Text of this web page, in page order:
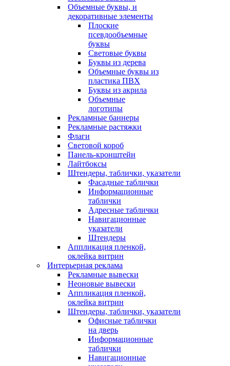
Объемные буквы, и
декоративные элементы
Плоские
псевдообъемные
буквы
Световые буквы
Буквы из дерева
Объемные буквы из
пластика ПВХ
Буквы из акрила
Объемные
логотипы
Рекламные баннеры
Рекламные растяжки
Флаги
Световой короб
Панель-кронштейн
Лайтбоксы
Штендеры, таблички, указатели
Фасадные таблички
Информационные
таблички
Адресные таблички
Навигационные
указатели
Штендеры
Аппликация пленкой,
оклейка витрин
Интерьерная реклама
Рекламные вывески
Неоновые вывески
Аппликация пленкой,
оклейка витрин
Штендеры, таблички, указатели
Офисные таблички
на дверь
Информационные
таблички
Навигационные